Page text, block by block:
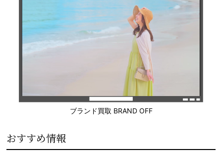
ブランド買取 BRAND OFF
おすすめ情報